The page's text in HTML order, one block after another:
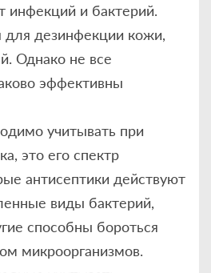
инфекций и бактерий.
для дезинфекции кожи,
Однако не все
эффективны
учитывать при
это его спектр
антисептики действуют
виды бактерий,
способны бороться
микроорганизмов.